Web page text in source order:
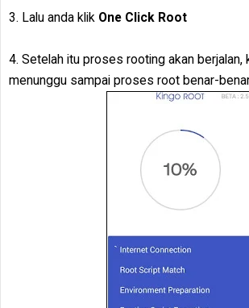
3. Lalu anda klik One Click Root
4. Setelah itu proses rooting akan berjalan,
menunggu sampai proses root benar-